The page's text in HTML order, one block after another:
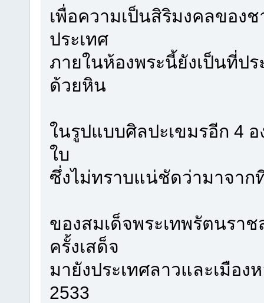
เพื่อความเป็นสิริมงคลของ
ประเทศ
ภายในห้องพระนี้ยังเป็นที่ป
ด้วยหิน
ในรูปแบบศิลปะเขมรอีก 4
ใบ
ซึ่งไม่ทราบแน่ชัดว่ามาจาก
ของสมเด็จพระเทพรัตนรา
ครั้งเสด็จ
มายังประเทศลาวและเมือง
2533